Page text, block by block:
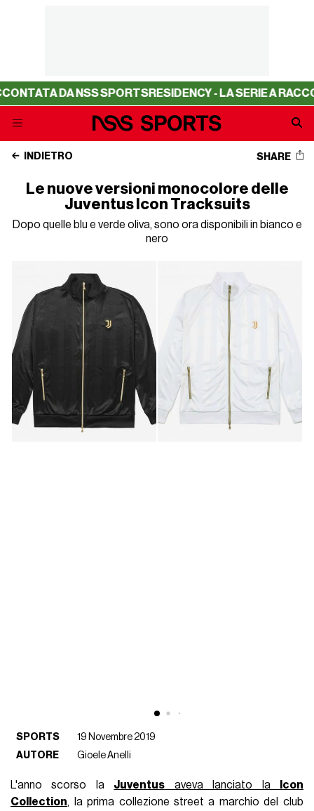
NSS SPORTSRESIDENCY - LA SERIE A RACCONTATA
INDIETRO SHARE
Le nuove versioni monocolore delle
Juventus Icon Tracksuits
Dopo quelle blu e verde oliva, sono ora disponibili in bianco e
nero
SPORTS
19 Novembre 2019
AUTORE
Gioele Anelli
L'anno scorso la Juventus aveva lanciato la
Icon
Collection, la prima collezione street a marchio del club